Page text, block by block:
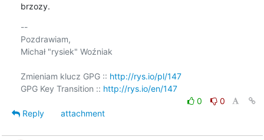
brzozy.
--
Pozdrawiam,
Michał "rysiek" Woźniak
Zmieniam klucz GPG :: http://rys.io/pl/147
GPG Key Transition :: http://rys.io/en/147
0
0
Reply
attachment